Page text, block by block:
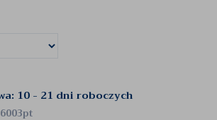
10 - 21 dni roboczych